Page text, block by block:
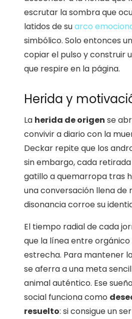
escrutar la sombra que
latidos de suarco
simbólico. Solo entonces
copiar el pulso y construir
que respire en la página.
Herida y
La herida de origen se
convivir a diario con la
Deckar repite que los
sin embargo, cada
gatillo a quemarropa tras
una conversación llena de
disonancia corroe su
El tiempo radial de cada
que la línea entre
estrecha. Para mantener
se aferra a una meta
animal auténtico. Ese
social funciona como
resuelto: si consigue un